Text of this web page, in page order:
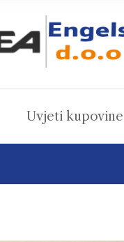
Uvjeti kupovine